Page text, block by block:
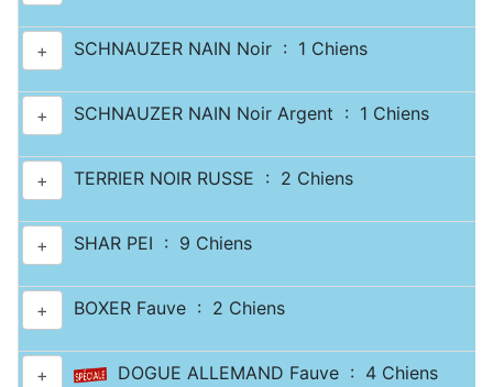
+ SCHNAUZER NAIN Noir : 1 Chiens
+ SCHNAUZER NAIN Noir Argent : 1 Chiens
+ TERRIER NOIR RUSSE : 2 Chiens
+ SHAR PEI : 9 Chiens
+ BOXER Fauve : 2 Chiens
+ DOGUE ALLEMAND Fauve : 4 Chiens